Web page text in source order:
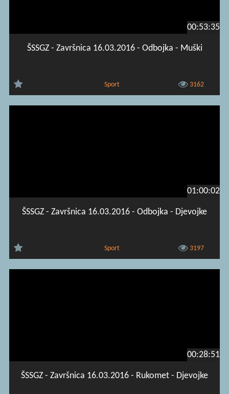
00:53:35
ŠSSGZ - Završnica 16.03.2016 - Odbojka - Muški
Sport 3162
01:00:02
ŠSSGZ - Završnica 16.03.2016 - Odbojka - Djevojke
Sport 3197
00:28:51
ŠSSGZ - Završnica 16.03.2016 - Rukomet - Djevojke